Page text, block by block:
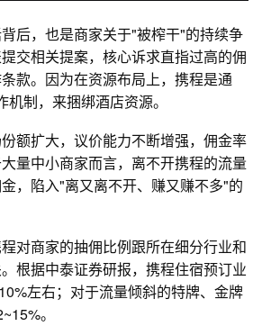
后，也是商家关于"被榨干"的持续争
交相关提案，核心诉求直指过高的佣
款。因为在资源布局上，携程是通
制，来捆绑酒店资源。
额扩大，议价能力不断增强，佣金率
量中小商家而言，离不开携程的流量
，陷入"离又离不开、赚又赚不多"的
对商家的抽佣比例跟所在细分行业和
根据中泰证券研报，携程住宿预订业
左右；对于流量倾斜的特牌、金牌
。